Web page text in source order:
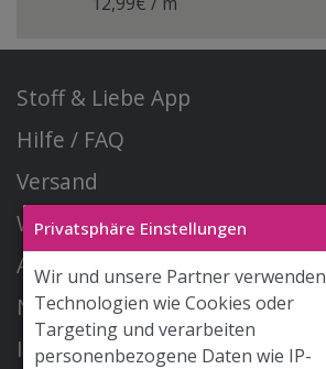
Privatsphäre Einstellungen
Wir und unsere Partner verwenden
Technologien wie Cookies oder
Targeting und verarbeiten
personenbezogene Daten wie IP-
Stoff & Liebe App
Hilfe / FAQ
Versand
Widerrufsrecht
AGB
Newsletter
Impressum